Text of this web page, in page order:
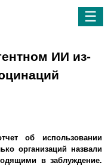
☰
ИИ из-
об использовании
организаций назвали
в заблуждение.